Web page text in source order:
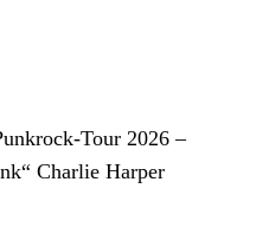
Tour 2026 –
Charlie Harper